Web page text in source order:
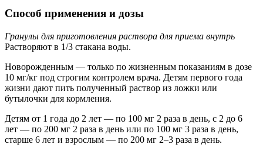
Способ применения и дозы
Гранулы для приготовления раствора для приема внутрь
Растворяют в 1/3 стакана воды.
Новорожденным — только по жизненным показаниям в дозе
10 мг/кг под строгим контролем врача. Детям первого года
жизни дают пить полученный раствор из ложки или
бутылочки для кормления.
Детям от 1 года до 2 лет — по 100 мг 2 раза в день, с 2 до 6
лет — по 200 мг 2 раза в день или по 100 мг 3 раза в день,
старше 6 лет и взрослым — по 200 мг 2–3 раза в день.